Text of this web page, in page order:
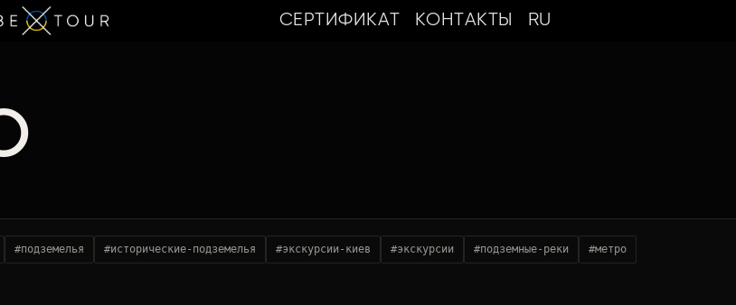
СЕРТИФИКАТ КОНТАКТЫ RU
#подземелья #исторические-подземелья #экскурсии-киев #экскурсии #подземные-реки #метро